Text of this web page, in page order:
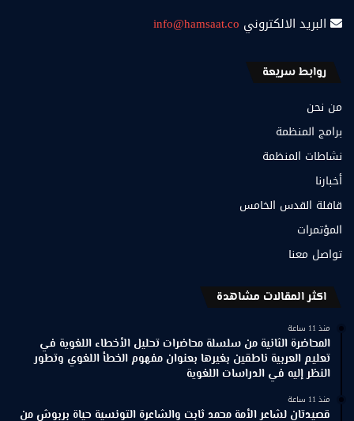
البريد الالكتروني info@hamsaat.co
روابط سريعة
من نحن
برامج المنظمة
نشاطات المنظمة
أخبارنا
قافلة القدس الخامس
المؤتمرات
تواصل معنا
اكثر المقالات مشاهدة
منذ 11 ساعة
المحاضرة الثانية من سلسلة محاضرات تحليل الأخطاء اللغوية في
تعليم العربية ناطقين بغيرها بعنوان مفهوم الخطأ اللغوي وتطور
النظر إليه في الدراسات اللغوية
منذ 11 ساعة
قصيدتان لشاعر الأمة محمد ثابت والشاعرة التونسية حياة بربوش من